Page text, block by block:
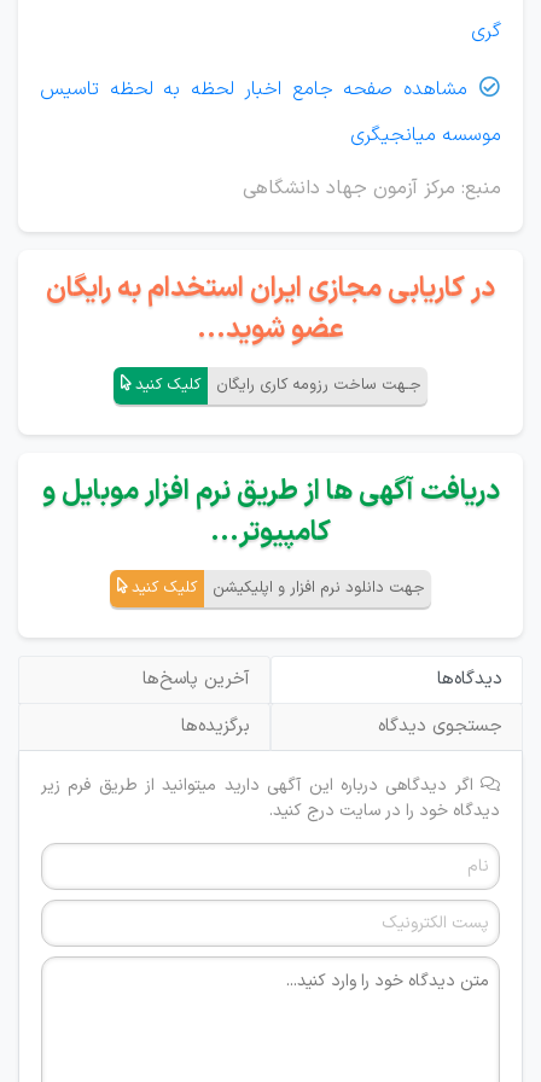
گری

مشاهده صفحه جامع اخبار لحظه به لحظه تاسیس
موسسه میانجیگری
منبع: مرکز آزمون جهاد دانشگاهی
در کاریابی مجازی ایران استخدام به رایگان
عضو شوید...
جـهت ساخت رزومه کاری رایگان کلیک کنید
دریافت آگهی ها از طریق نرم افزار موبایل و
کامپیوتر...
جهت دانلود نرم افزار و اپلیکیشن کلیک کنید
دیدگاه‌ها
آخرین پاسخ‌ها
جستجوی دیدگاه
برگزیده‌ها
اگر دیدگاهی درباره این آگهی دارید میتوانید از طریق فرم زیر
دیدگاه خود را در سایت درج کنید.